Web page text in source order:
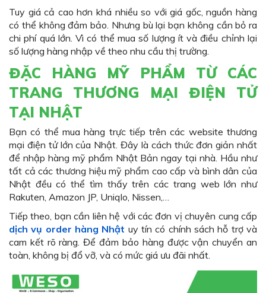
Tuy giá cả cao hơn khá nhiều so với giá gốc, nguồn hàng
có thể không đảm bảo. Nhưng bù lại bạn không cần bỏ ra
chi phí quá lớn. Vì có thể mua số lượng ít và điều chỉnh lại
số lượng hàng nhập về theo nhu cầu thị trường.
ĐẶC HÀNG MỸ PHẨM TỪ CÁC
TRANG THƯƠNG MẠI ĐIỆN TỬ
TẠI NHẬT
Bạn có thể mua hàng trực tiếp trên các website thương
mại điện tử lớn của Nhật. Đây là cách thức đơn giản nhất
để nhập hàng mỹ phẩm Nhật Bản ngay tại nhà. Hầu như
tất cả các thương hiệu mỹ phẩm cao cấp và bình dân của
Nhật đều có thể tìm thấy trên các trang web lớn như
Rakuten, Amazon JP, Uniqlo, Nissen,…
Tiếp theo, bạn cần liên hệ với các đơn vị chuyên cung cấp
dịch vụ order hàng Nhật uy tín có chính sách hỗ trợ và
cam kết rõ ràng. Để đảm bảo hàng được vận chuyển an
toàn, không bị đổ vỡ, và có mức giá ưu đãi nhất.